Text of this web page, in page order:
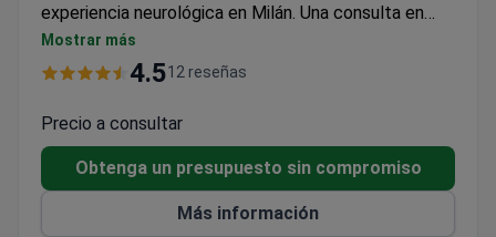
experiencia neurológica en Milán. Una consulta en
persona en este reconocido hospital suele costar
alrededor de 250 €. El precio cubre la reunión con el
síntomas. Los pacientes se benefician de equipos de
diagnóstico modernos disponibles en el lugar para
cualquier prueba de seguimiento solicitada durante la
visita. La clínica sirve como un centro central para la
atención ambulatoria especializada dentro de un
Mostrar más
4.512 reseñas
Precio a consultar
Obtenga un presupuesto sin compromiso
Más información